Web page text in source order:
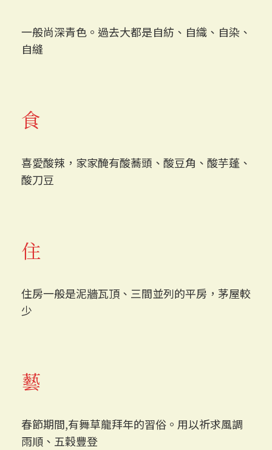
一般尚深青色。過去大都是自紡、自織、自染、
自縫
食
喜愛酸辣，家家醃有酸蕎頭、酸豆角、酸芋蓬、
酸刀豆
住
住房一般是泥牆瓦頂、三間並列的平房，茅屋較
少
藝
春節期間,有舞草龍拜年的習俗。用以祈求風調
雨順、五穀豐登